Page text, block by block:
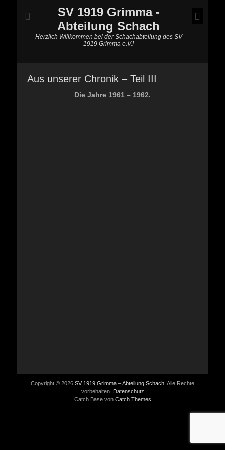
SV 1919 Grimma -
Abteilung Schach
Herzlich Willkommen bei der Schachabteilung des SV
1919 Grimma e.V.!
Aus unserer Chronik – Teil III
Die Jahre 1961 – 1962.
Copyright © 2026 SV 1919 Grimma – Abteilung Schach . Alle Rechte
vorbehalten. Datenschutz
Catch Base von Catch Themes